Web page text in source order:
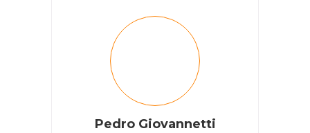
Pedro Giovannetti